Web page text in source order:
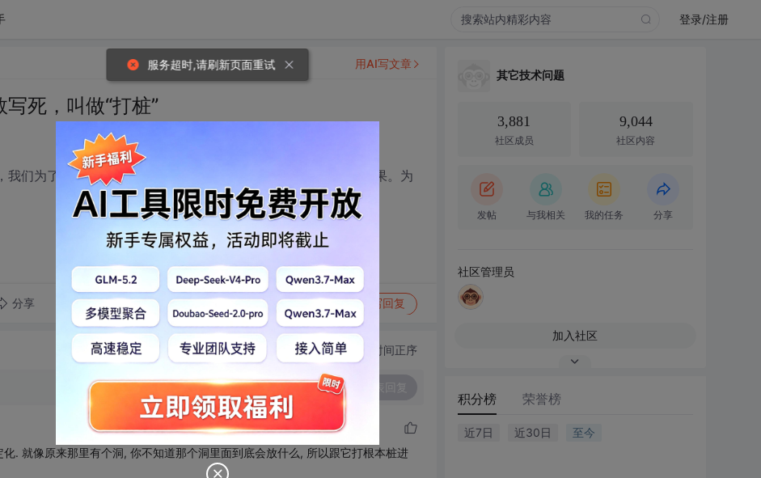
登录/注册
死，叫做“打桩”
们为了只测试A函数的功能，往往将B函数写死，返回特定的结果。为
分享 转发到动态 举报 写回复
用AI写文章
切换为时间正序
. 就像原来那里有个洞, 你不知道那个洞里面到底会放什么, 所以跟它打根本桩进
其它技术问题
3,881
社区成员
9,044
社区内容
发帖 与我相关 我的任务 分享
社区管理员
加入社区
积分榜 荣誉榜
近7日 近30日 至今
服务超时,请刷新页面重试